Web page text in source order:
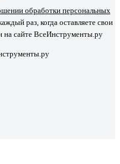
обработки персональных
раз, когда оставляете свои
на сайте ВсеИнструменты.ру